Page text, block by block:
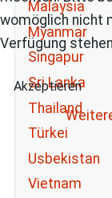
Malaysia
Myanmar
Singapur
Sri Lanka
Thailand
Türkei
Usbekistan
Vietnam
womöglich nicht
Verfügung
Akzeptieren